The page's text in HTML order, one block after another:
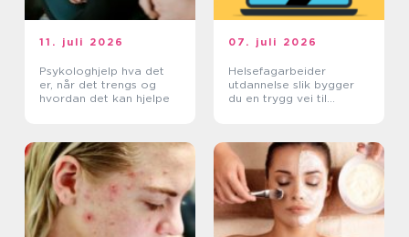
11. juli 2026
Psykologhjelp hva det
er, når det trengs og
hvordan det kan hjelpe
07. juli 2026
Helsefagarbeider
utdannelse slik bygger
du en trygg vei til